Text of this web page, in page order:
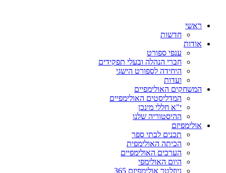
ראשי
חדשות
אודות
ענפי ספורט
חברי הנהלה ובעלי תפקידים
היחידה לספורט הישגי
ועדות
המשחקים האולימפיים
המדליסטים האולימפיים
י"א חללי מינכן
ההיסטוריה שלנו
אולימפיזם
תכנים לבתי ספר
הכיתה האולימפית
הערכים האולימפיים
היום האולימפי
ניוזלטר אולימפיזם 365